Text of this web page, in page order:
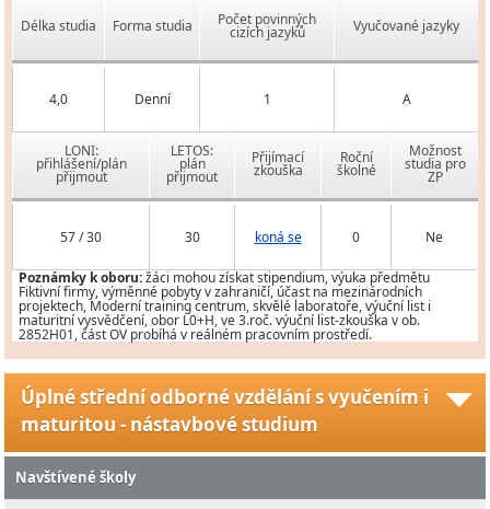
Délka studia Forma studia Počet povinných
cizích jazyků Vyučované jazyky
4,0 Denní 1 A
LONI:
přihlášení/plán
přijmout
LETOS:
plán
přijmout
Přijímací
zkouška
Roční
školné
Možnost
studia pro
ZP
57 / 30 30 koná se 0 Ne
Poznámky k oboru:žáci mohou získat stipendium, výuka předmětu
Fiktivní firmy, výměnné pobyty v zahraničí, účast na mezinárodních
projektech, Moderní training centrum, skvělé laboratoře, výuční list i
maturitní vysvědčení, obor L0+H, ve 3.roč. výuční list-zkouška v ob.
2852H01, část OV probíhá v reálném pracovním prostředí.
Úplné střední odborné vzdělání s vyučením i
maturitou - nástavbové studium
Navštívené školy